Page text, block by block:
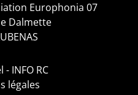
Europhonia 07
Dalmette
INFO RC
légales